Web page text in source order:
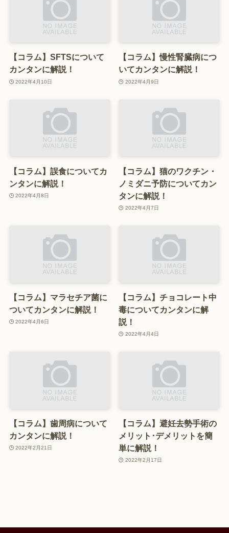
【コラム】SFTSについて
カンタンに解説！
2022年4月10日
【コラム】慢性腎臓病につ
いてカンタンに解説！
2022年4月9日
【コラム】誤食についてカ
ンタンに解説！
2022年4月8日
【コラム】猫のワクチン・
ノミダニ予防についてカン
タンに解説！
2022年4月7日
【コラム】マラセチア菌に
ついてカンタンに解説！
2022年4月6日
【コラム】チョコレート中
毒についてカンタンに解
説！
2022年4月4日
【コラム】歯周病について
カンタンに解説！
2022年2月21日
【コラム】避妊去勢手術の
メリット･デメリットを簡
単に解説！
2022年2月17日